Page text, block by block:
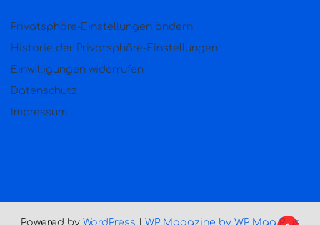
Privatsphäre-Einstellungen ändern
Historie der Privatsphäre-Einstellungen
Einwilligungen widerrufen
Datenschutz
Impressum
Powered by WordPress WP Magazine by WP Mag Plus